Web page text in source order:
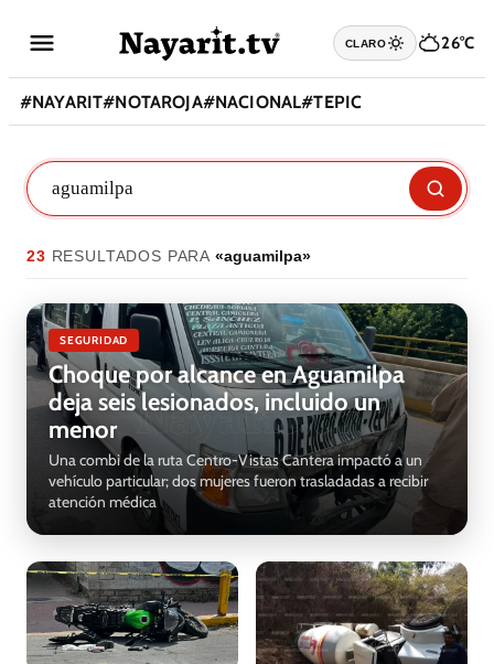
CLARO 26°C
#NAYARIT#NOTAROJA#NACIONAL#TEPIC
23 RESULTADOS PARA «aguamilpa»
SEGURIDAD
Choque por alcance en Aguamilpa
deja seis lesionados, incluido un
menor
Una combi de la ruta Centro-Vistas Cantera impactó a un
vehículo particular; dos mujeres fueron trasladadas a recibir
atención médica